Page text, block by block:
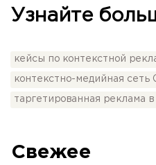
Узнайте
кейсы по контекстной
контекстно-медийная сеть
таргетированная реклама
Свежее